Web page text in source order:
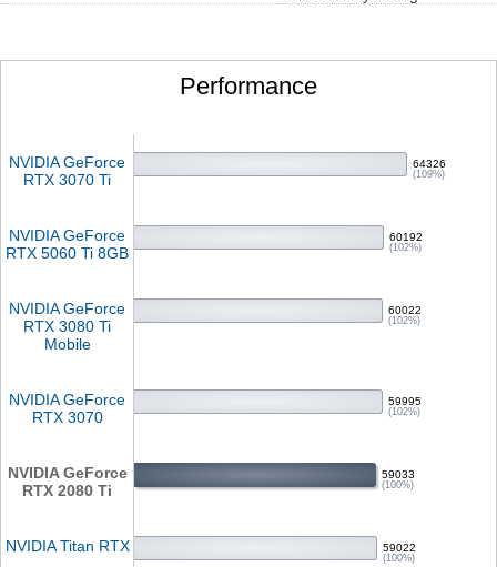
Performance
NVIDIA GeForce
RTX 3070 Ti
64326
(109%)
NVIDIA GeForce
RTX 5060 Ti 8GB
60192
(102%)
NVIDIA GeForce
RTX 3080 Ti
Mobile
60022
(102%)
NVIDIA GeForce
RTX 3070
59995
(102%)
NVIDIA GeForce
RTX 2080 Ti
59033
(100%)
NVIDIA Titan RTX 59022
(100%)